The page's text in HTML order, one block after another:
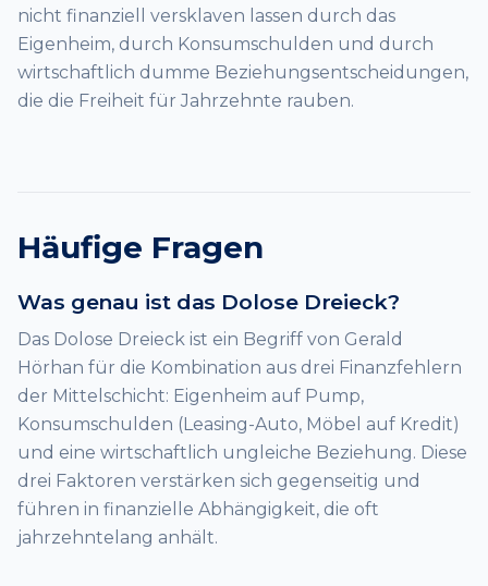
nicht finanziell versklaven lassen durch das
Eigenheim, durch Konsumschulden und durch
wirtschaftlich dumme Beziehungsentscheidungen,
die die Freiheit für Jahrzehnte rauben.
Häufige Fragen
Was genau ist das Dolose Dreieck?
Das Dolose Dreieck ist ein Begriff von Gerald
Hörhan für die Kombination aus drei Finanzfehlern
der Mittelschicht: Eigenheim auf Pump,
Konsumschulden (Leasing-Auto, Möbel auf Kredit)
und eine wirtschaftlich ungleiche Beziehung. Diese
drei Faktoren verstärken sich gegenseitig und
führen in finanzielle Abhängigkeit, die oft
jahrzehntelang anhält.